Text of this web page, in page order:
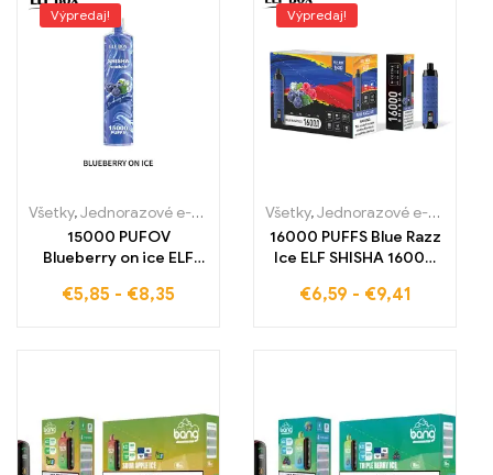
Výpredaj!
Všetky,Jednorazové e-cigaretky
Jednorazové e-cigarety
15000 PUFOV
Blueberry on ice ELF
predaj z výroby pre
€5,85 - €8,35
Výpredaj!
Všetky,Jednorazové e-cigaretky
16000 PUFFS Blue Razz
Ice ELF SHISHA 16000
náročných vapoterov
€6,59 - €9,41